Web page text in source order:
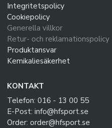
Integritetspolicy
Cookiepolicy
Generella villkor
Retur- och reklamationspolicy
Produktansvar
Kemikaliesäkerhet
KONTAKT
Telefon: 016 - 13 00 55
E-Post: info@hfsport.se
Order: order@hfsport.se